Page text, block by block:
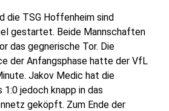
die TSG Hoffenheim sind
gestartet. Beide Mannschaften
das gegnerische Tor. Die
der Anfangsphase hatte der VfL
Jakov Medic hat die
jedoch knapp in das
geköpft. Zum Ende der